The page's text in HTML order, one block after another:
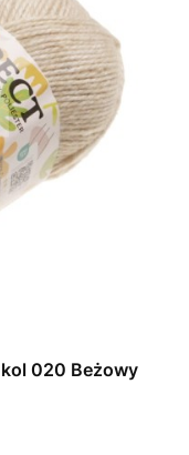
kol 020 Beżowy